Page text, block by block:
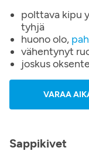
polttava kipu
tyhjä
huono olo,
vähentynyt
joskus
VARAA
Sappikivet